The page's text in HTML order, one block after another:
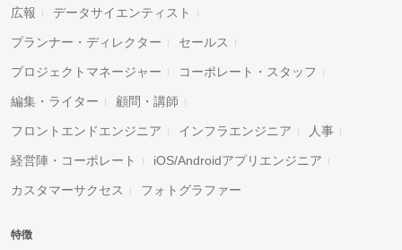
広報 データサイエンティスト
プランナー・ディレクター セールス
プロジェクトマネージャー コーポレート・スタッフ
編集・ライター 顧問・講師
フロントエンドエンジニア インフラエンジニア 人事
経営陣・コーポレート iOS/Androidアプリエンジニア
カスタマーサクセス フォトグラファー
特徴